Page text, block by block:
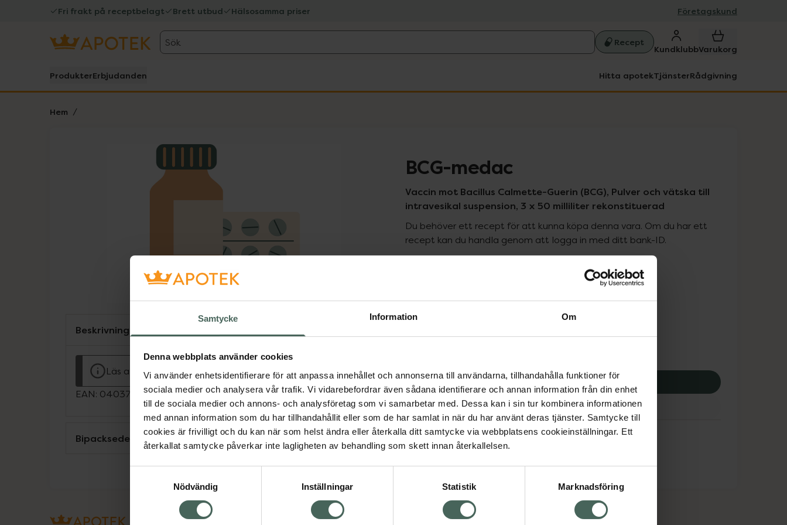
Samtycke Information Om
Denna webbplats använder cookies
Vi använder enhetsidentifierare för att anpassa innehållet och annonserna till användarna, tillhandahålla funktioner för
sociala medier och analysera vår trafik. Vi vidarebefordrar även sådana identifierare och annan information från din enhet
till de sociala medier och annons- och analysföretag som vi samarbetar med. Dessa kan i sin tur kombinera informationen
med annan information som du har tillhandahållit eller som de har samlat in när du har använt deras tjänster. Samtycke till
cookies är frivilligt och du kan när som helst ändra eller återkalla ditt samtycke via webbplatsens cookieinställningar. Ett
återkallat samtycke påverkar inte lagligheten av behandling som skett innan återkallelsen.
Nödvändig
Inställningar Statistik Marknadsföring
Fri frakt på receptbelagt Brett utbud Hälsosamma priser Företagskund
Sök Recept
KundklubbVarukorg
ProdukterErbjudanden Hitta apotekTjänsterRådgivning
Hem
Lista: . Innehåller 1 objekt. BCG-medac
Vaccin mot Bacillus Calmette-Guerin (BCG), Pulver och vätska till
intravesikal suspension, 3 x 50 milliliter rekonstituerad
Du behöver ett recept för att kunna köpa denna vara. Om du har ett
recept kan du handla genom att logga in med ditt bank-ID.
Pris med recept
6699,48 kr
Köp via ditt recept
Aktuella erbjudanden
Beskrivning
Läs alltid bipacksedeln innan användning.
EAN: 04037353020986
Bipacksedel från FASS Visa
Om recept och läkemedel